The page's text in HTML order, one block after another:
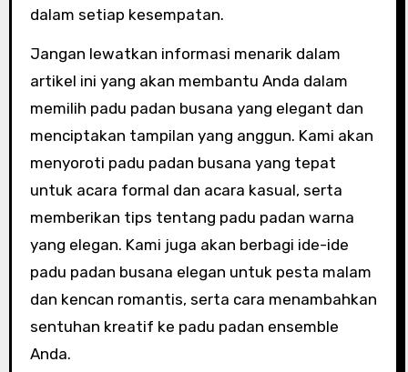
dalam setiap kesempatan.
Jangan lewatkan informasi menarik dalam
artikel ini yang akan membantu Anda dalam
memilih padu padan busana yang elegant dan
menciptakan tampilan yang anggun. Kami akan
menyoroti padu padan busana yang tepat
untuk acara formal dan acara kasual, serta
memberikan tips tentang padu padan warna
yang elegan. Kami juga akan berbagi ide-ide
padu padan busana elegan untuk pesta malam
dan kencan romantis, serta cara menambahkan
sentuhan kreatif ke padu padan ensemble
Anda.